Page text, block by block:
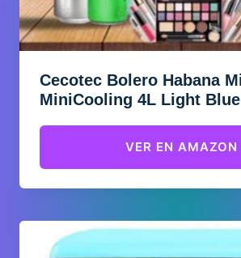
Cecotec Bolero Habana
MiniCooling 4L Light Blue
VER EN AMAZON